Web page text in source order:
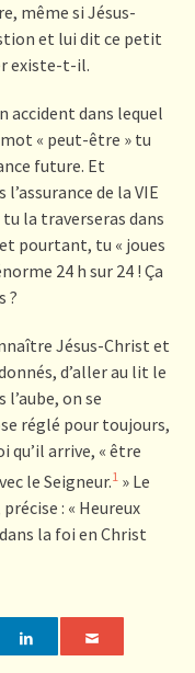
même si Jésus-
et lui dit ce petit
existe-t-il.
accident dans lequel
« peut-être » tu
future. Et
de la VIE
tu la traverseras dans
pourtant, tu « joues
24 h sur 24 ! Ça
?
Jésus-Christ et
d’aller au lit le
l’aube, on se
réglé pour toujours,
qu’il arrive, « être
le Seigneur.1 » Le
: « Heureux
la foi en Christ